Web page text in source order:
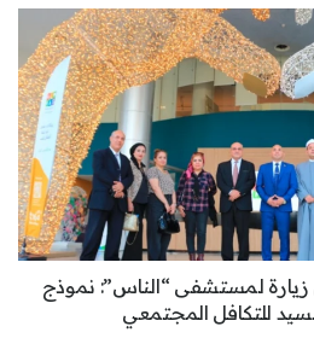
لمستشفى “الناس”: نموذج
للتكافل المجتمعي